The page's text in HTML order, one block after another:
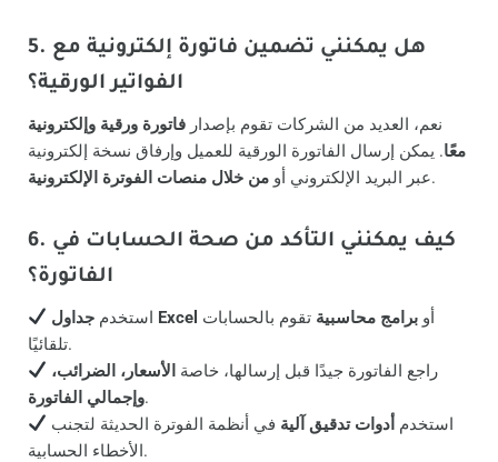
5. هل يمكنني تضمين فاتورة إلكترونية مع
الفواتير الورقية؟
نعم، العديد من الشركات تقوم بإصدار فاتورة ورقية وإلكترونية
معًا. يمكن إرسال الفاتورة الورقية للعميل وإرفاق نسخة إلكترونية
عبر البريد الإلكتروني أو من خلال منصات الفوترة الإلكترونية .
6. كيف يمكنني التأكد من صحة الحسابات في
الفاتورة؟
استخدم جداول Excel أو برامج محاسبية تقوم بالحسابات
تلقائيًا.
راجع الفاتورة جيدًا قبل إرسالها، خاصة الأسعار، الضرائب،
وإجمالي الفاتورة.
استخدم أدوات تدقيق آلية في أنظمة الفوترة الحديثة لتجنب
الأخطاء الحسابية.